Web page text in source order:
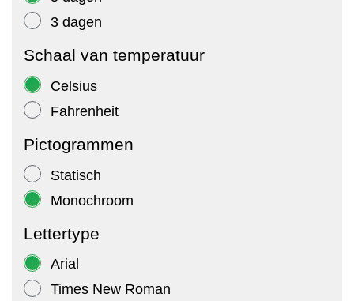
3 dagen
Schaal van temperatuur
Celsius
Fahrenheit
Pictogrammen
Statisch
Monochroom
Lettertype
Arial
Times New Roman